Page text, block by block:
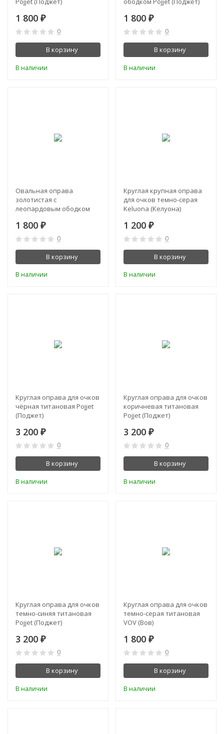
1 800 ₽
0
В корзину
В наличии
1 800 ₽
0
В корзину
В наличии
Овальная оправа
золотистая с
леопардовым ободком
1 800 ₽
0
В корзину
В наличии
Круглая крупная оправа
для очков темно-серая
Keluona (Келуона)
1 200 ₽
0
В корзину
В наличии
Круглая оправа для очков
чёрная титановая Pojjet
(Поджет)
3 200 ₽
0
В корзину
В наличии
Круглая оправа для очков
коричневая титановая
Pojjet (Поджет)
3 200 ₽
0
В корзину
В наличии
Круглая оправа для очков
темно-синяя титановая
Pojjet (Поджет)
3 200 ₽
0
В корзину
В наличии
Круглая оправа для очков
темно-серая титановая
VOV (Вов)
1 800 ₽
0
В корзину
В наличии